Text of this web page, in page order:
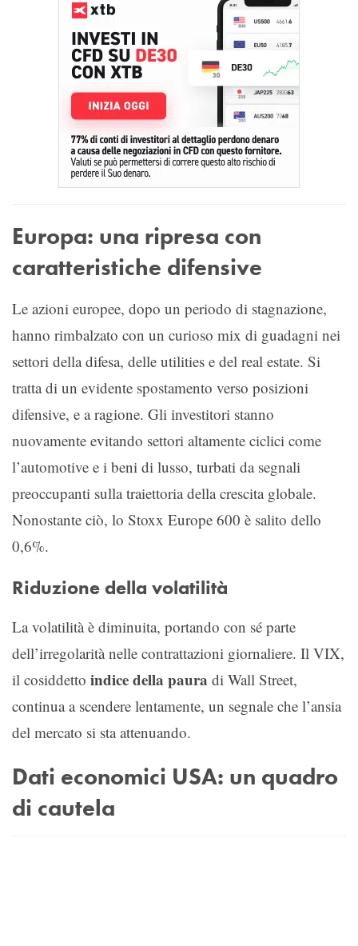
Europa: una ripresa con
caratteristiche difensive
Le azioni europee, dopo un periodo di stagnazione,
hanno rimbalzato con un curioso mix di guadagni nei
settori della difesa, delle utilities e del real estate. Si
tratta di un evidente spostamento verso posizioni
difensive, e a ragione. Gli investitori stanno
nuovamente evitando settori altamente ciclici come
l’automotive e i beni di lusso, turbati da segnali
preoccupanti sulla traiettoria della crescita globale.
Nonostante ciò, lo Stoxx Europe 600 è salito dello
0,6%.
Riduzione della volatilità
La volatilità è diminuita, portando con sé parte
dell’irregolarità nelle contrattazioni giornaliere. Il VIX,
il cosiddetto indice della paura di Wall Street,
continua a scendere lentamente, un segnale che l’ansia
del mercato si sta attenuando.
Dati economici USA: un quadro
di cautela